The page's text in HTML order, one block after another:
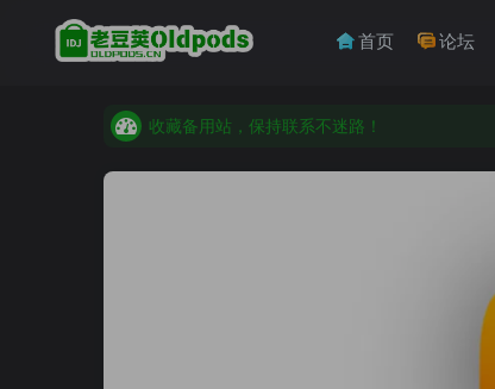
首页 论坛
收藏备用站，保持联系不迷路！
收藏备用站，保持联系不迷路！
老豆荚 Oldpods版本：v10.3.0 泡芙